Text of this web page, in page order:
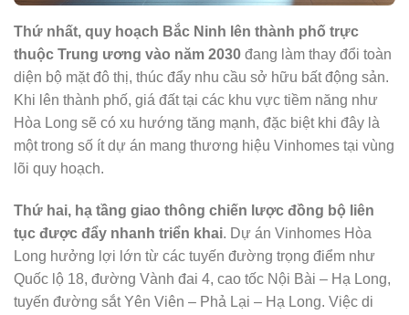
Thứ nhất, quy hoạch Bắc Ninh lên thành phố trực
thuộc Trung ương vào năm 2030 đang làm thay đổi toàn
diện bộ mặt đô thị, thúc đẩy nhu cầu sở hữu bất động sản.
Khi lên thành phố, giá đất tại các khu vực tiềm năng như
Hòa Long sẽ có xu hướng tăng mạnh, đặc biệt khi đây là
một trong số ít dự án mang thương hiệu Vinhomes tại vùng
lõi quy hoạch.
Thứ hai, hạ tầng giao thông chiến lược đồng bộ liên
tục được đẩy nhanh triển khai. Dự án Vinhomes Hòa
Long hưởng lợi lớn từ các tuyến đường trọng điểm như
Quốc lộ 18, đường Vành đai 4, cao tốc Nội Bài – Hạ Long,
tuyến đường sắt Yên Viên – Phả Lại – Hạ Long. Việc di